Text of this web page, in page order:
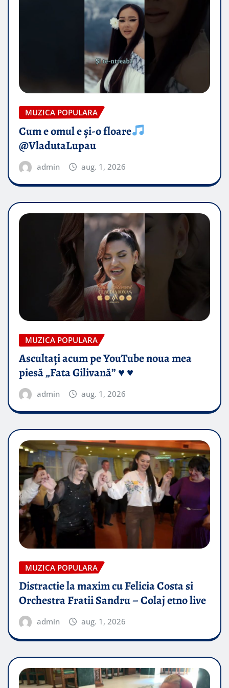
MUZICA POPULARA
Cum e omul e și-o floare
@VladutaLupau
admin aug. 1, 2026
MUZICA POPULARA
Ascultați acum pe YouTube noua mea
piesă „Fata Gilivană” ♥️ ♥️
admin aug. 1, 2026
MUZICA POPULARA
Distractie la maxim cu Felicia Costa si
Orchestra Fratii Sandru – Colaj etno live
admin aug. 1, 2026